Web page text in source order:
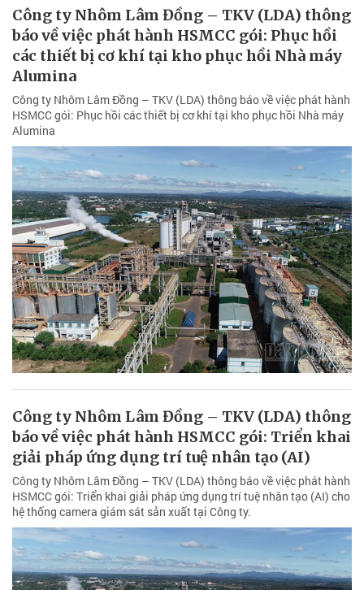
Công ty Nhôm Lâm Đồng – TKV (LDA) thông
báo về việc phát hành HSMCC gói: Phục hồi
các thiết bị cơ khí tại kho phục hồi Nhà máy
Alumina
Công ty Nhôm Lâm Đồng – TKV (LDA) thông báo về việc phát hành
HSMCC gói: Phục hồi các thiết bị cơ khí tại kho phục hồi Nhà máy
Alumina
Công ty Nhôm Lâm Đồng – TKV (LDA) thông
báo về việc phát hành HSMCC gói: Triển khai
giải pháp ứng dụng trí tuệ nhân tạo (AI)
Công ty Nhôm Lâm Đồng – TKV (LDA) thông báo về việc phát hành
HSMCC gói: Triển khai giải pháp ứng dụng trí tuệ nhân tạo (AI) cho
hệ thống camera giám sát sản xuất tại Công ty.